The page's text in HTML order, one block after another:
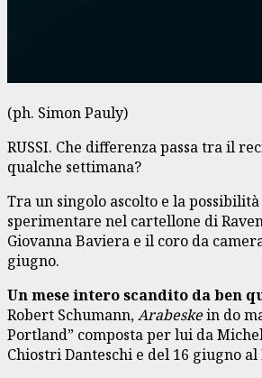
(ph. Simon Pauly)
RUSSI. Che differenza passa tra il
qualche settimana?
Tra un singolo ascolto e la
sperimentare nel cartellone di
Giovanna Baviera e il coro da
giugno.
Un mese intero scandito da ben
Robert Schumann,Arabeskein do
Portland” composta per lui da
Chiostri Danteschi e del 16 giugno